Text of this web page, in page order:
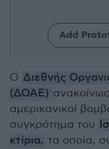
Add
Ο Διεθνής
(ΔΟΑΕ)
αμερικανικοί
συγκρότημα του
κτίρια, τα οποία,